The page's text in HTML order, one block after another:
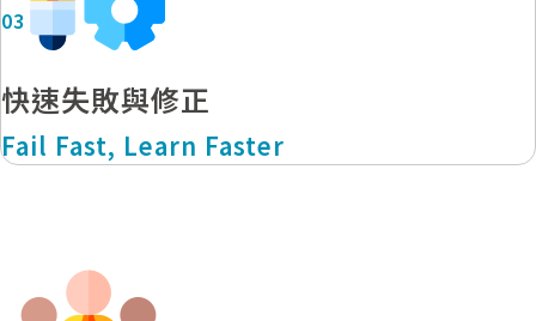
03
快速失敗與修正
Fail Fast, Learn Faster